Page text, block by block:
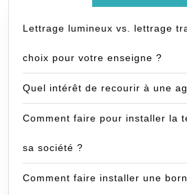
Lettrage lumineux vs. lettrage
choix pour votre enseigne ?
Quel intérêt de recourir à une
Comment faire pour installer la
sa société ?
Comment faire installer une